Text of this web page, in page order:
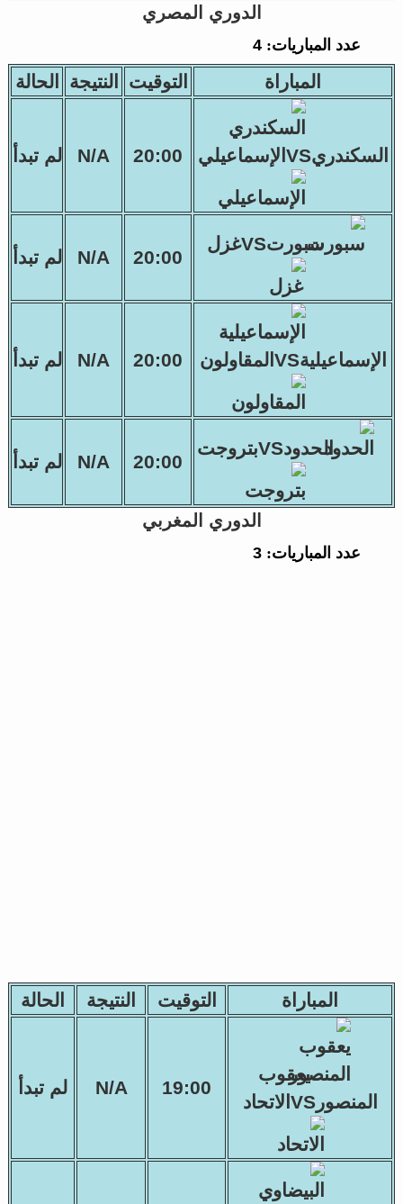
الدوري المصري
عدد المباريات:4
المباراة التوقيت النتيجة الحالة
السكندريVSالإسماعيلي 20:00
N/A لم تبدأ
سبورتVSغزل
20:00
N/A لم تبدأ
الإسماعيليةVSالمقاولون 20:00
N/A لم تبدأ
الحدودVSبتروجت
20:00
N/A لم تبدأ
الدوري المغربي
عدد المباريات:3
المباراة التوقيت النتيجة الحالة
يعقوب
المنصورVSالاتحاد
19:00
N/A لم تبدأ